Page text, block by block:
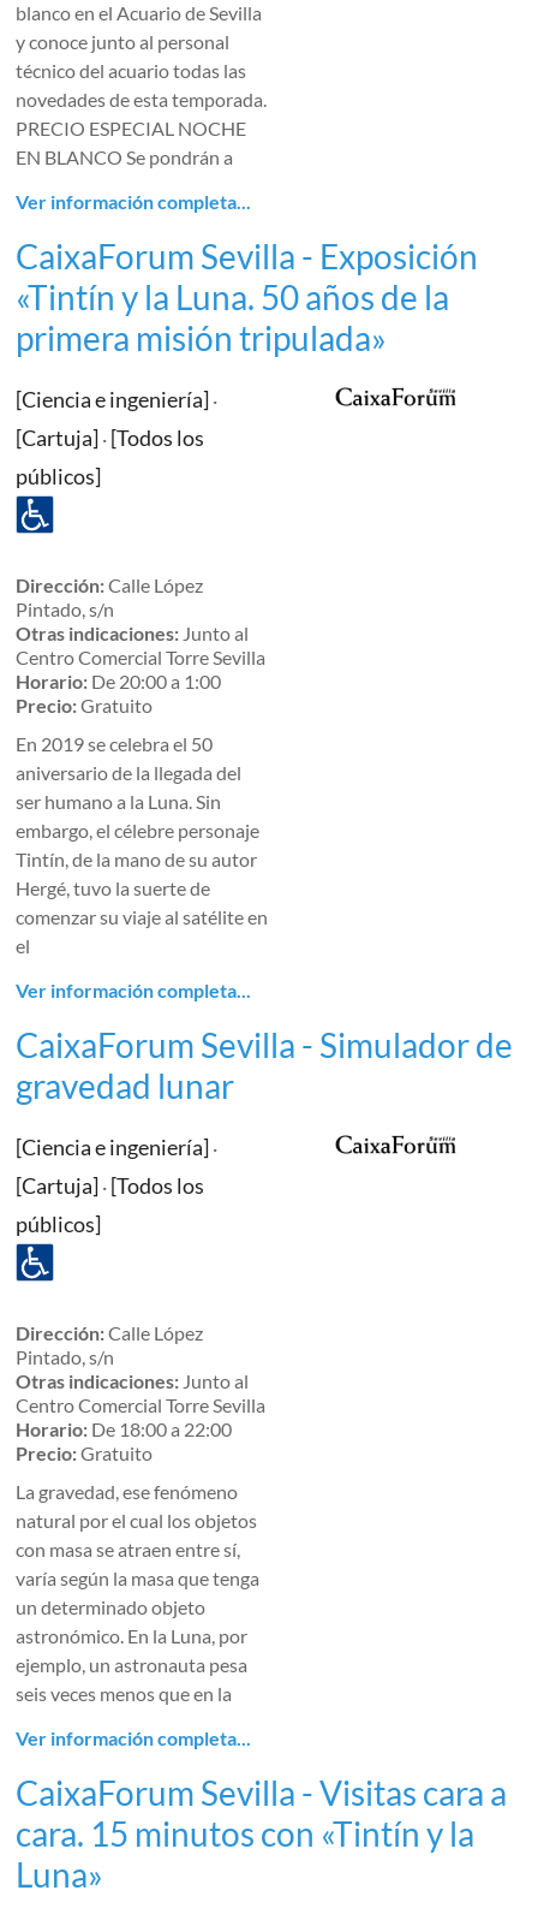
blanco en el Acuario de Sevilla
y conoce junto al personal
técnico del acuario todas las
novedades de esta temporada.
PRECIO ESPECIAL NOCHE
EN BLANCO Se pondrán a
Ver información completa...
CaixaForum Sevilla - Exposición
«Tintín y la Luna. 50 años de la
primera misión tripulada»
[Ciencia e ingeniería] ·
[Cartuja] · [Todos los
públicos]
Dirección:Calle López
Pintado, s/n
Otras indicaciones: Junto al
Centro Comercial Torre Sevilla
Horario: De 20:00 a 1:00
Precio:Gratuito
En 2019 se celebra el 50
aniversario de la llegada del
ser humano a la Luna. Sin
embargo, el célebre personaje
Tintín, de la mano de su autor
Hergé, tuvo la suerte de
comenzar su viaje al satélite en
el
Ver información completa...
CaixaForum Sevilla - Simulador de
gravedad lunar
[Ciencia e ingeniería] ·
[Cartuja] · [Todos los
públicos]
Dirección:Calle López
Pintado, s/n
Otras indicaciones: Junto al
Centro Comercial Torre Sevilla
Horario: De 18:00 a 22:00
Precio:Gratuito
La gravedad, ese fenómeno
natural por el cual los objetos
con masa se atraen entre sí,
varía según la masa que tenga
un determinado objeto
astronómico. En la Luna, por
ejemplo, un astronauta pesa
seis veces menos que en la
Ver información completa...
CaixaForum Sevilla - Visitas cara a
cara. 15 minutos con «Tintín y la
Luna»